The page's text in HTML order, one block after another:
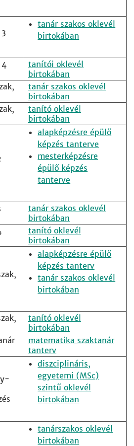
tanár szakos oklevél
birtokában
4
tanítói oklevél
birtokában
tanár szakos oklevél
birtokában
tanító oklevél
birtokában
alapképzésre épülő
képzés tanterve
mesterképzésre
épülő képzés
tanterve
tanár szakos oklevél
birtokában
tanító oklevél
birtokában
alapképzésre épülő
képzés tanterv
tanár szakos oklevél
birtokában
tanító oklevél
birtokában
matematika szaktanár
tanterv
diszciplináris,
egyetemi (MSc)
szintű oklevél
birtokában
tanárszakos oklevél
birtokában